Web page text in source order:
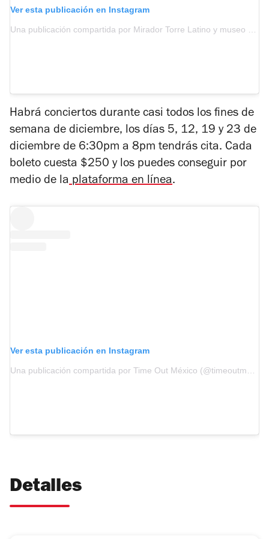
Ver esta publicación en Instagram
Una publicación compartida por Mirador Torre Latino y museo de la Ciudad y la Torre (@mirador_torrelatino)
Habrá conciertos durante casi todos los fines de
semana de diciembre, los días 5, 12, 19 y 23 de
diciembre de 6:30pm a 8pm tendrás cita. Cada
boleto cuesta $250 y los puedes conseguir por
medio de laplataforma en línea.
Ver esta publicación en Instagram
Una publicación compartida por Time Out México (@timeoutmexico)
Detalles